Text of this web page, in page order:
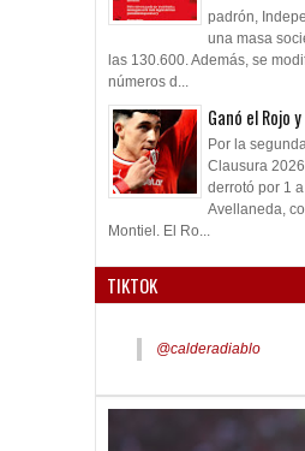
Finalizada la
padrón,
una masa
las 130.600. Además, se
Ganó el Rojo
Por la
Clausura
derrotó por 1
Avellaneda,
TIKTOK
@calderadiablo